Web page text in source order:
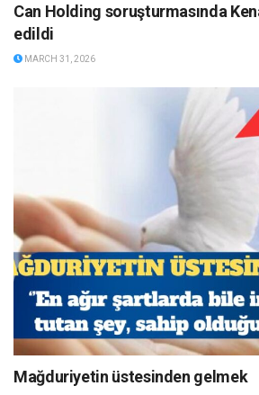
Can Holding soruşturmasında
edildi
MARCH 31, 2026
Mağduriyetin üstesinden gelmek